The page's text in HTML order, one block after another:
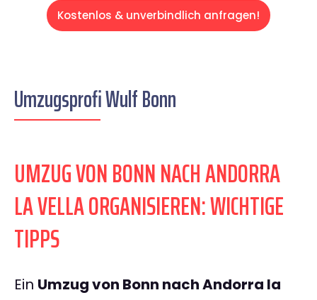
Kostenlos & unverbindlich anfragen!
Umzugsprofi Wulf Bonn
UMZUG VON BONN NACH ANDORRA
LA VELLA ORGANISIEREN: WICHTIGE
TIPPS
Ein Umzug von Bonn nach Andorra la